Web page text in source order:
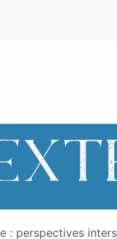
: perspectives